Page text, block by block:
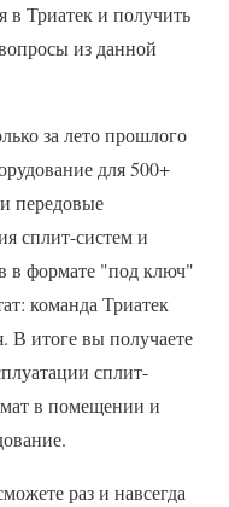
в Триатек и получить
из данной
за лето прошлого
для 500+
передовые
сплит-систем и
в формате "под ключ"
команда Триатек
В итоге вы получаете
сплит-
в помещении и
раз и навсегда